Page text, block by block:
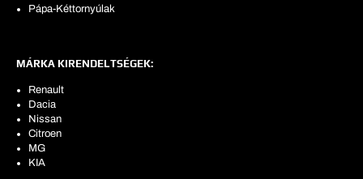
Pápa-Kéttornyúlak
MÁRKA KIRENDELTSÉGEK:
Renault
Dacia
Nissan
Citroen
MG
KIA